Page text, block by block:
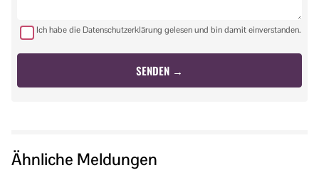
Ich habe die Datenschutzerklärung gelesen und bin damit einverstanden.
Ähnliche Meldungen